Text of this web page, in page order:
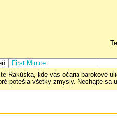
First Minute
Rakúska, kde vás očaria barokové
potešia všetky zmysly. Nechajte sa